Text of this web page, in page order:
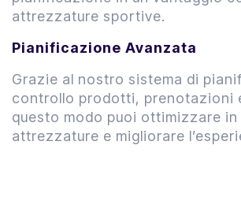
attrezzature sportive.
Pianificazione Avanzata
Grazie al nostro sistema di
controllo prodotti, prenotazioni
questo modo puoi ottimizzare
attrezzature e migliorare